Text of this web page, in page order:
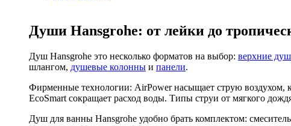
Души Hansgrohe: от лейки до
Душ Hansgrohe это несколько форматов на выбор: верхние
шлангом, душевые колонны и панели.
Фирменные технологии: AirPower насыщает струю воздухом,
EcoSmart сокращает расход воды. Типы струи от мягкого
Душ для ванны Hansgrohe удобно брать комплектом: